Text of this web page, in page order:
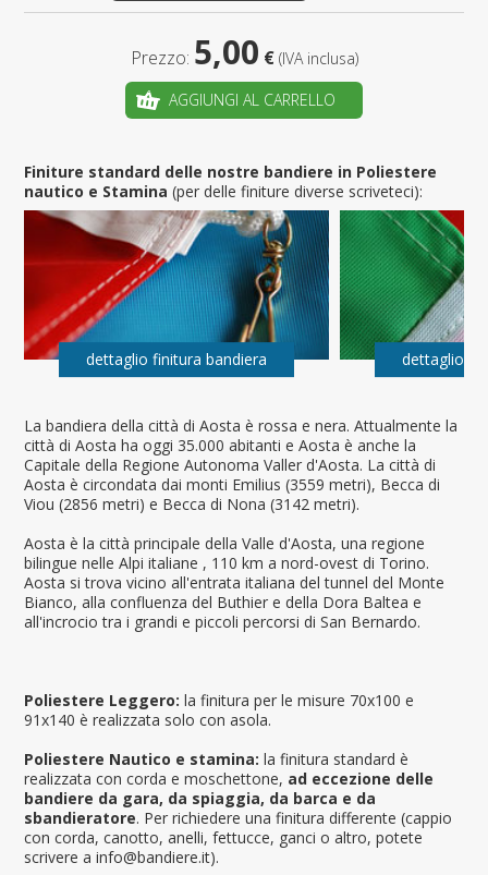
La bandiera della città di Aosta è rossa e nera. Attualmente la
città di Aosta ha oggi 35.000 abitanti e Aosta è anche la
Capitale della Regione Autonoma Valler d'Aosta. La città di
Aosta è circondata dai monti Emilius (3559 metri), Becca di
Viou (2856 metri) e Becca di Nona (3142 metri).
Aosta è la città principale della Valle d'Aosta, una regione
bilingue nelle Alpi italiane , 110 km a nord-ovest di Torino.
Aosta si trova vicino all'entrata italiana del tunnel del Monte
Bianco, alla confluenza del Buthier e della Dora Baltea e
all'incrocio tra i grandi e piccoli percorsi di San Bernardo.
Poliestere Leggero: la finitura per le misure 70x100 e
91x140 è realizzata solo con asola.
Poliestere Nautico e stamina: la finitura standard è
realizzata con corda e moschettone, ad eccezione delle
bandiere da gara, da spiaggia, da barca e da
sbandieratore. Per richiedere una finitura differente (cappio
con corda, canotto, anelli, fettucce, ganci o altro, potete
scrivere a info@bandiere.it).
Prezzo: 5,00 € (IVA inclusa)
AGGIUNGI AL CARRELLO
Finiture standard delle nostre bandiere in Poliestere
nautico e Stamina(per delle finiture diverse scriveteci):
dettaglio finitura bandiera dettaglio